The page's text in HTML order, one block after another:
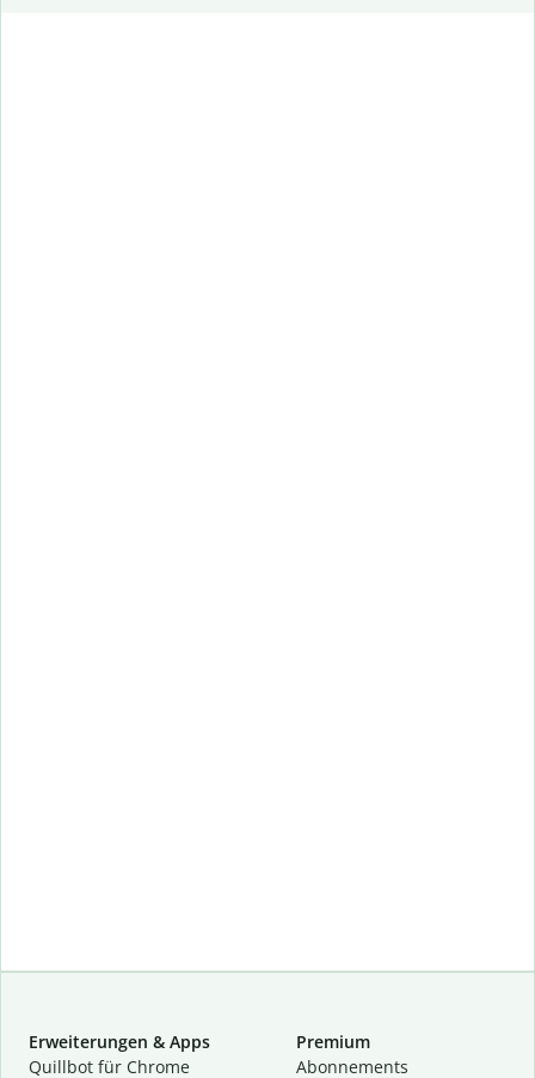
Erweiterungen & Apps
Quillbot für Chrome
Premium
Abon­ne­ments